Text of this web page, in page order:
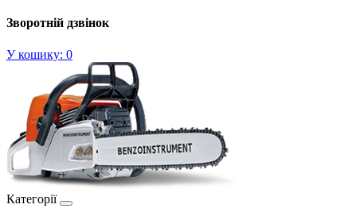
Зворотній дзвінок
У кошику: 0
Категорії